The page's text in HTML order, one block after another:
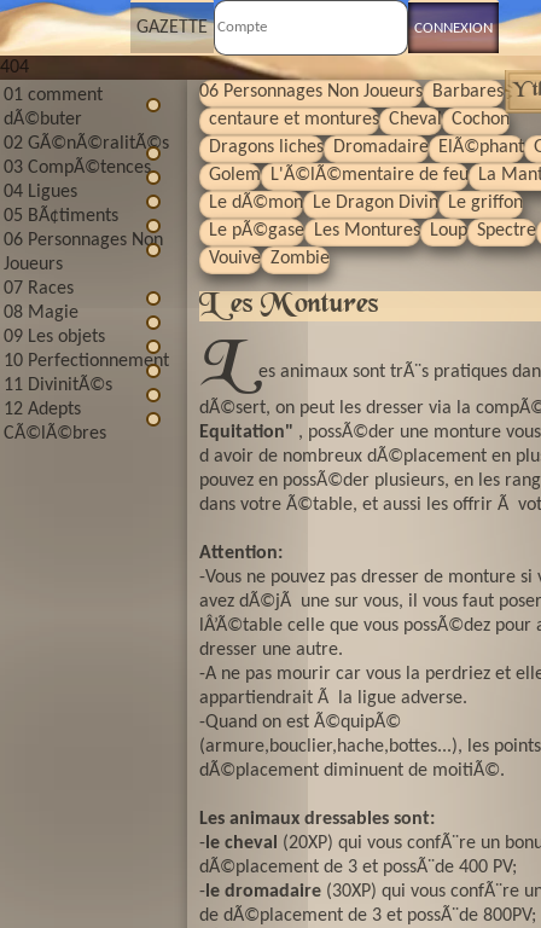
GAZETTE
404
01 comment
dÃ©buter
02 GÃ©nÃ©ralitÃ©s
03 CompÃ©tences
04 Ligues
05 BÃ¢timents
06 Personnages Non
Joueurs
07 Races
08 Magie
09 Les objets
10 Perfectionnement
11 DivinitÃ©s
12 Adepts
CÃ©lÃ©bres
06 Personnages Non JoueursBarbares
centaure et monturesChevalCochon
Dragons lichesDromadaireElÃ©phant
GolemL'Ã©lÃ©mentaire de feuLa
Le dÃ©monLe Dragon DivinLe griffon
Le pÃ©gaseLes MonturesLoupSpectre
VouiveZombie
Les Montures
Les animaux sont trÃ¨s pratiques
dÃ©sert, on peut les dresser via la
Equitation" , possÃ©der une monture
d avoir de nombreux dÃ©placement en
pouvez en possÃ©der plusieurs, en les
dans votre Ã©table, et aussi les offrir Ã
Attention:
-Vous ne pouvez pas dresser de monture si
avez dÃ©jÃ une sur vous, il vous faut
lÂ’Ã©table celle que vous possÃ©dez pour
dresser une autre.
-A ne pas mourir car vous la perdriez et
appartiendrait Ã la ligue adverse.
-Quand on est Ã©quipÃ©
(armure,bouclier,hache,bottes...), les
dÃ©placement diminuent de moitiÃ©.
Les animaux dressables sont:
-le cheval (20XP) qui vous confÃ¨re un
dÃ©placement de 3 et possÃ¨de 400 PV;
-le dromadaire (30XP) qui vous confÃ¨re
de dÃ©placement de 3 et possÃ¨de 800PV;